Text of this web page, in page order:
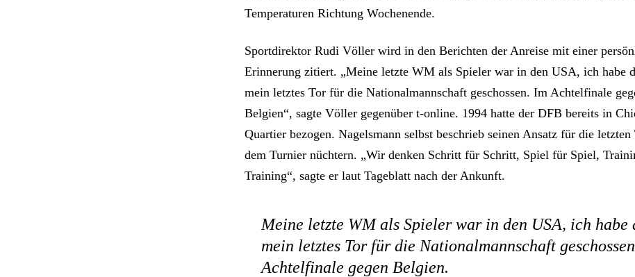
Temperaturen Richtung Wochenende.
Sportdirektor Rudi Völler wird in den Berichten der Anreise mit einer
Erinnerung zitiert. „Meine letzte WM als Spieler war in den USA, ich habe
mein letztes Tor für die Nationalmannschaft geschossen. Im Achtelfinale
Belgien“, sagte Völler gegenüber t-online. 1994 hatte der DFB bereits in
Quartier bezogen. Nagelsmann selbst beschrieb seinen Ansatz für die letzten
dem Turnier nüchtern. „Wir denken Schritt für Schritt, Spiel für Spiel,
Training“, sagte er laut Tageblatt nach der Ankunft.
Meine letzte WM als Spieler war in den USA, ich habe
mein letztes Tor für die Nationalmannschaft
Achtelfinale gegen Belgien.